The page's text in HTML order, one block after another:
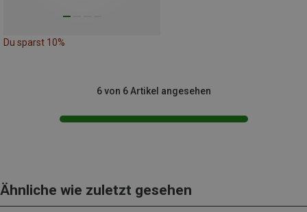
Du sparst 10%
6 von 6 Artikel angesehen
Ähnliche wie zuletzt gesehen